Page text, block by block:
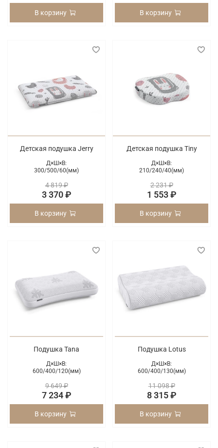
В корзину В корзину
Детская подушка Jerry
Д×Ш×В:
300/500/60(мм)
4 819 ₽
3 370 ₽
В корзину
Детская подушка Tiny
Д×Ш×В:
210/240/40(мм)
2 231 ₽
1 553 ₽
В корзину
Подушка Tana
Д×Ш×В:
600/400/120(мм)
9 649 ₽
7 234 ₽
В корзину
Подушка Lotus
Д×Ш×В:
600/400/130(мм)
11 098 ₽
8 315 ₽
В корзину